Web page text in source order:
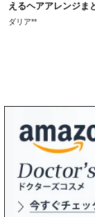
えるヘアアレンジま
ダリア**